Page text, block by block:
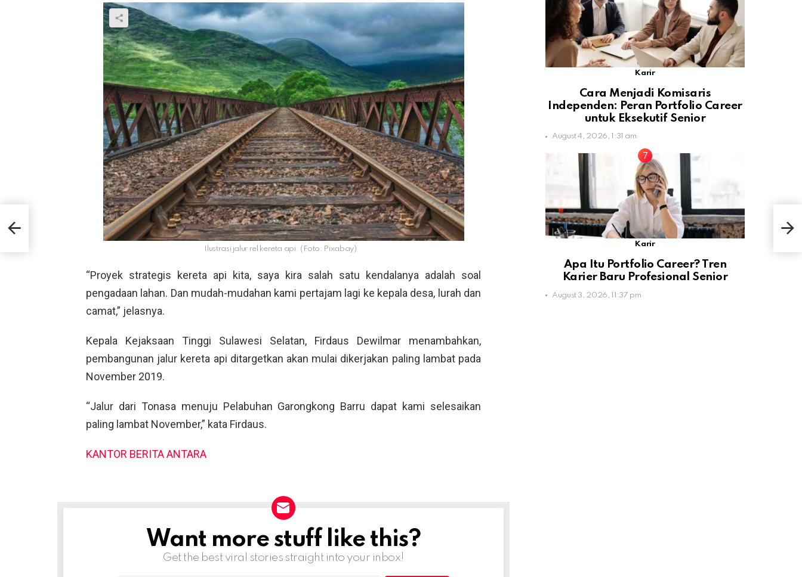
Ilustrasi jalur rel kereta api. (Foto: Pixabay)
“Proyek strategis kereta api kita, saya kira salah satu kendalanya adalah soal
pengadaan lahan. Dan mudah-mudahan kami pertajam lagi ke kepala desa, lurah dan
camat,” jelasnya.
Kepala Kejaksaan Tinggi Sulawesi Selatan, Firdaus Dewilmar menambahkan,
pembangunan jalur kereta api ditargetkan akan mulai dikerjakan paling lambat pada
November 2019.
“Jalur dari Tonasa menuju Pelabuhan Garongkong Barru dapat kami selesaikan
paling lambat November,” kata Firdaus.
KANTOR BERITA ANTARA
NEWSLETTERWant more stuff like this?
Get the best viral stories straight into your inbox!
Karir
Cara Menjadi Komisaris
Independen: Peran Portfolio Career
untuk Eksekutif Senior
August 4, 2026, 1:31 am
Karir
Apa Itu Portfolio Career? Tren
Karier Baru Profesional Senior
August 3, 2026, 11:37 pm